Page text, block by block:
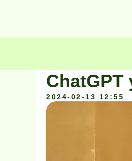
2024-02-13 12:55